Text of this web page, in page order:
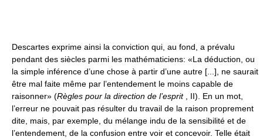
Descartes exprime ainsi la conviction qui, au fond, a prévalu
pendant des siècles parmi les mathématiciens: «La déduction, ou
la simple inférence d’une chose à partir d’une autre [...], ne saurait
être mal faite même par l’entendement le moins capable de
raisonner» (Règles pour la direction de l’esprit, II). En un mot,
l’erreur ne pouvait pas résulter du travail de la raison proprement
dite, mais, par exemple, du mélange indu de la sensibilité et de
l’entendement, de la confusion entre voir et concevoir. Telle était